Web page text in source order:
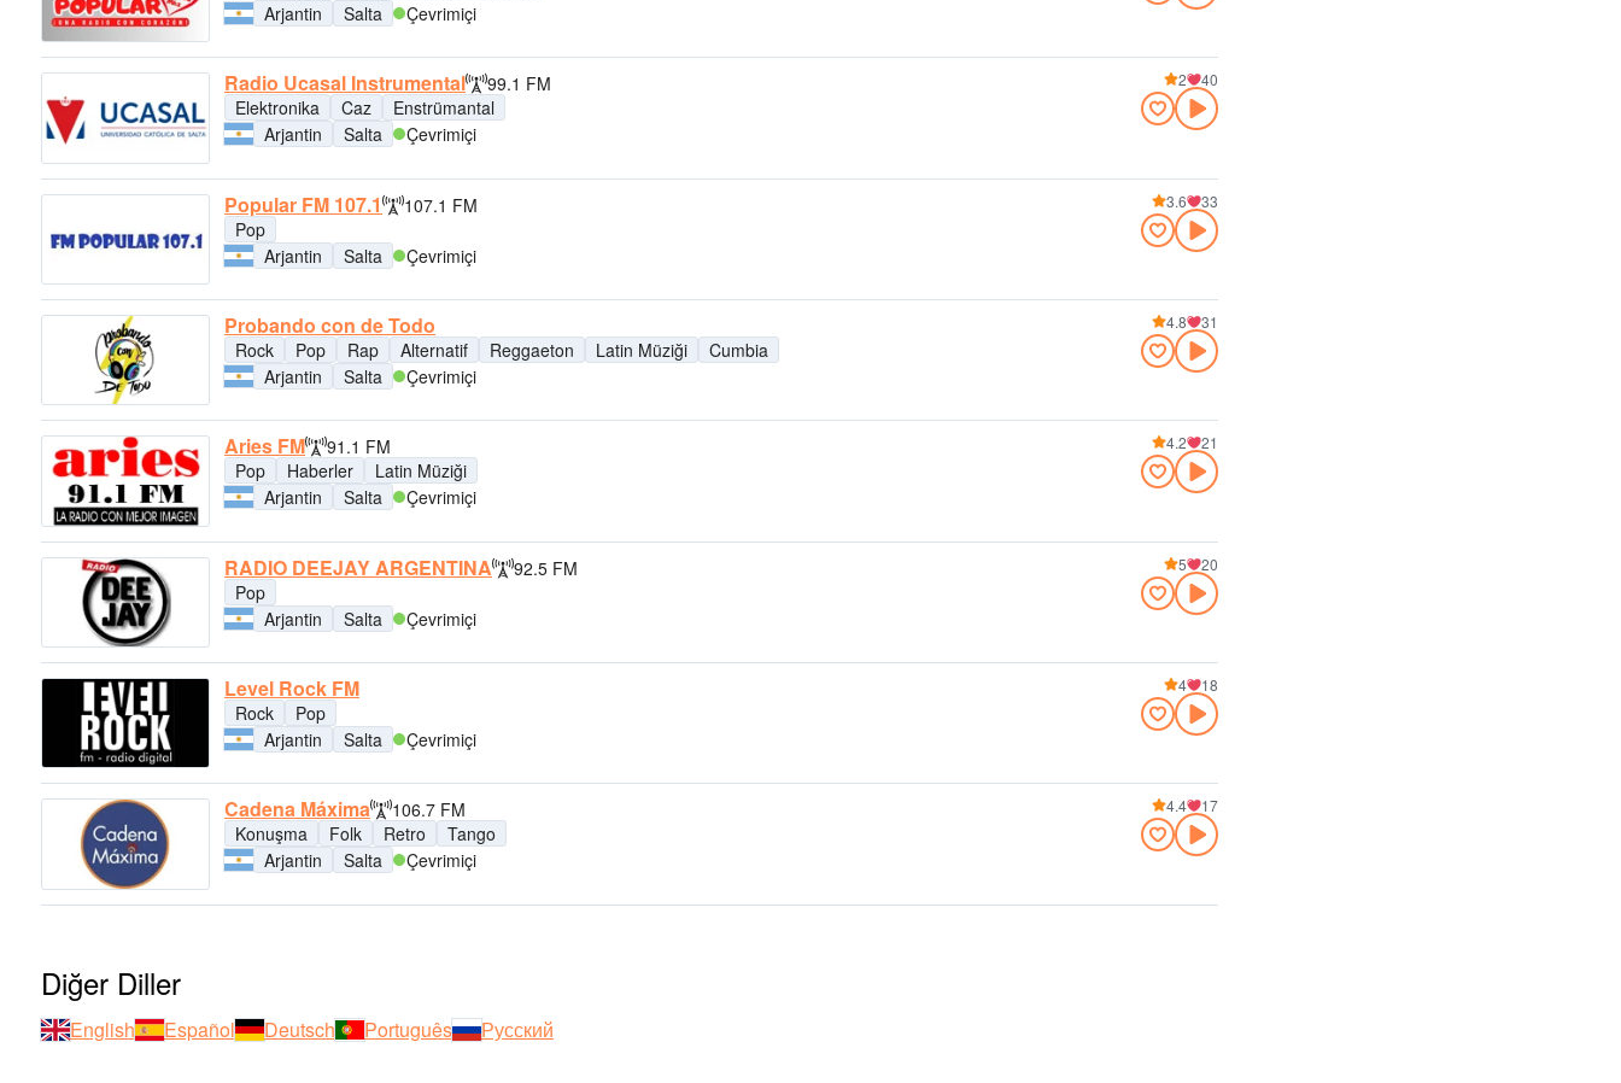
Arjantin
Salta Çevrimiçi
Radio Ucasal Instrumental
99.1 FM
Elektronika
Caz
Enstrümantal
Arjantin
Salta Çevrimiçi
2 40
Popular FM 107.1
107.1 FM
Pop
Arjantin
Salta Çevrimiçi
3.6 33
Probando con de Todo
Rock Pop Rap Alternatif Reggaeton Latin Müziği
Cumbia
Arjantin
Salta Çevrimiçi
4.8 31
Aries FM
91.1 FM
Pop
Haberler
Latin Müziği
Arjantin
Salta Çevrimiçi
4.2 21
RADIO DEEJAY ARGENTINA
92.5 FM
Pop
Arjantin
Salta Çevrimiçi
5 20
Level Rock FM
Rock
Pop
Arjantin
Salta Çevrimiçi
4 18
Cadena Máxima
106.7 FM
Konuşma
Folk Retro
Tango
Arjantin
Salta Çevrimiçi
4.4 17
Diğer Diller
English Español Deutsch Português Русский